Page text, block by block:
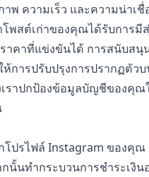
ความเร็ว และความน่าเชื่
พสต์เก่าของคุณได้รับการ
าคาที่แข่งขันได้ การสนับส
ห้การปรับปรุงการปรากฏตั
ราปกป้องข้อมูลบัญชีของคุ
ปรไฟล์ Instagram ของคุณ
นทำกระบวนการชำระเงิน